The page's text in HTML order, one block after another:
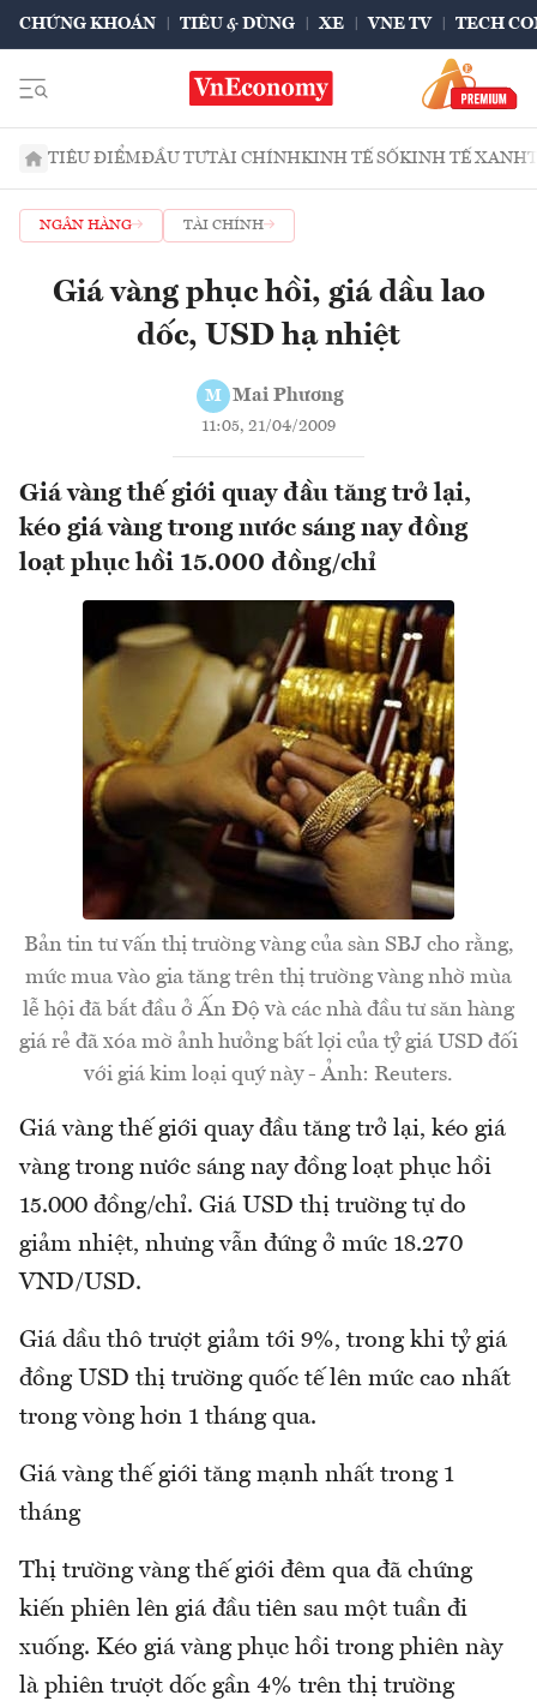
CHỨNG KHOÁN TIÊU & DÙNG XE VNE TV TECH
TIÊU ĐIỂMĐẦU TƯTÀI CHÍNHKINH TẾ SỐKINH TẾ XANH
NGÂN HÀNG TÀI CHÍNH
Giá vàng phục hồi, giá dầu lao
dốc, USD hạ nhiệt
M Mai Phương
11:05, 21/04/2009
Giá vàng thế giới quay đầu tăng trở lại,
kéo giá vàng trong nước sáng nay đồng
loạt phục hồi 15.000 đồng/chỉ
Bản tin tư vấn thị trường vàng của sàn SBJ cho rằng,
mức mua vào gia tăng trên thị trường vàng nhờ mùa
lễ hội đã bắt đầu ở Ấn Độ và các nhà đầu tư săn hàng
giá rẻ đã xóa mờ ảnh hưởng bất lợi của tỷ giá USD đối
với giá kim loại quý này - Ảnh: Reuters.
Giá vàng thế giới quay đầu tăng trở lại, kéo giá
vàng trong nước sáng nay đồng loạt phục hồi
15.000 đồng/chỉ. Giá USD thị trường tự do
giảm nhiệt, nhưng vẫn đứng ở mức 18.270
VND/USD.
Giá dầu thô trượt giảm tới 9%, trong khi tỷ giá
đồng USD thị trường quốc tế lên mức cao nhất
trong vòng hơn 1 tháng qua.
Giá vàng thế giới tăng mạnh nhất trong 1
tháng
Thị trường vàng thế giới đêm qua đã chứng
kiến phiên lên giá đầu tiên sau một tuần đi
xuống. Kéo giá vàng phục hồi trong phiên này
là phiên trượt dốc gần 4% trên thị trường